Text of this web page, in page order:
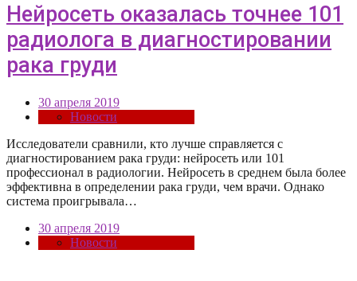
Нейросеть оказалась точнее 101
радиолога в диагностировании
рака груди
30 апреля 2019
Новости
Исследователи сравнили, кто лучше справляется с
диагностированием рака груди: нейросеть или 101
профессионал в радиологии. Нейросеть в среднем была более
эффективна в определении рака груди, чем врачи. Однако
система проигрывала…
30 апреля 2019
Новости